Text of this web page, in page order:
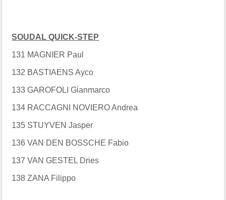
SOUDAL QUICK-STEP
131 MAGNIER Paul
132 BASTIAENS Ayco
133 GAROFOLI Gianmarco
134 RACCAGNI NOVIERO Andrea
135 STUYVEN Jasper
136 VAN DEN BOSSCHE Fabio
137 VAN GESTEL Dries
138 ZANA Filippo